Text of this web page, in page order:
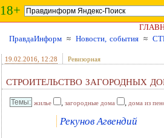
18+
ПравдаИнформ ≈ Новости, события ≈
19.02.2016 , 12:28 Ревизорная
СТРОИТЕЛЬСТВО ЗАГОРОДНЫХ
жилье , загородные дома , дома из
Рекунов Агвендий